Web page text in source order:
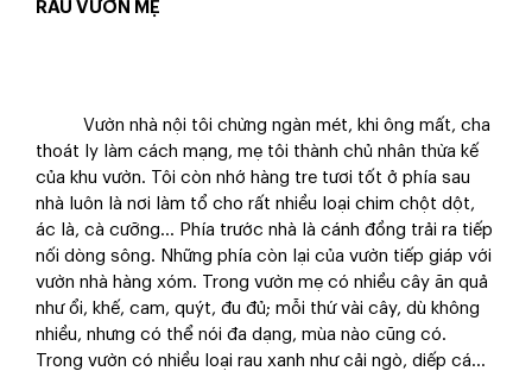
RAU VƯỜN MẸ
​ Vườn nhà nội tôi chừng ngàn mét, khi ông mất, cha
thoát ly làm cách mạng, mẹ tôi thành chủ nhân thừa kế
của khu vườn. Tôi còn nhớ hàng tre tươi tốt ở phía sau
nhà luôn là nơi làm tổ cho rất nhiều loại chim chột dột,
ác là, cà cưỡng... Phía trước nhà là cánh đồng trải ra tiếp
nối dòng sông. Những phía còn lại của vườn tiếp giáp với
vườn nhà hàng xóm. Trong vườn mẹ có nhiều cây ăn quả
như ổi, khế, cam, quýt, đu đủ; mỗi thứ vài cây, dù không
nhiều, nhưng có thể nói đa dạng, mùa nào cũng có.
Trong vườn có nhiều loại rau xanh như cải ngò, diếp cá...